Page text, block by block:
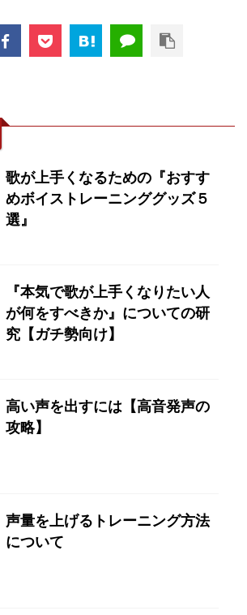
歌が上手くなるための『おすす
めボイストレーニンググッズ５
選』
『本気で歌が上手くなりたい人
が何をすべきか』についての研
究【ガチ勢向け】
高い声を出すには【高音発声の
攻略】
声量を上げるトレーニング方法
について